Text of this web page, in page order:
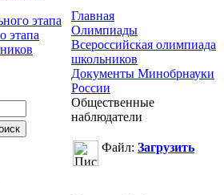
этапа
этапа
Главная
Олимпиады
Всероссийская олимпиада
школьников
Документы Минобрнауки
России
Общественные
наблюдатели
Файл: Загрузить